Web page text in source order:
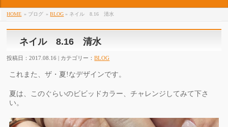
HOME » ブログ »BLOG » ネイル 8.16 清水
ネイル 8.16 清水
投稿日：2017.08.16 | カテゴリー：BLOG
これまた、ザ・夏!なデザインです。
夏は、このぐらいのビビッドカラー、チャレンジしてみて下さ
い。